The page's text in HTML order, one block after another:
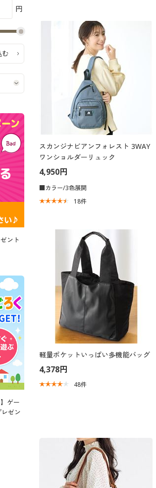
スカンジナビアンフォレスト 3WAY
ワンショルダーリュック
4,950円
■カラー/3色展開
18件
軽量ポケットいっぱい多機能バッグ
4,378円
48件
円
ント
ゲー
ゼン